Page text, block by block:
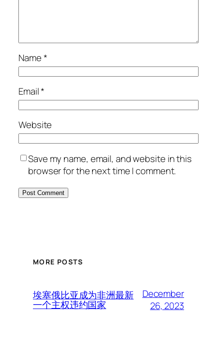
Name*
Email*
Website
Save my name, email, and website in this
browser for the next time I comment.
MORE POSTS
埃塞俄比亚成为非洲最新
一个主权违约国家
December
26, 2023